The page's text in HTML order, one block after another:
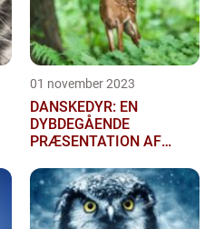
01 november 2023
DANSKEDYR: EN
DYBDEGÅENDE
PRÆSENTATION AF